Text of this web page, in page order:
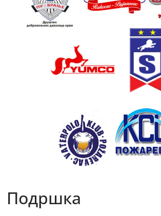
Подршка